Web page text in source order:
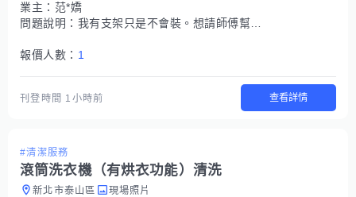
業主： 范*嬌
問題說明： 我有支架只是不會裝。想請師傅幫忙裝
報價人數： 1
刊登時間 1小時前 查看詳情
#清潔服務
滾筒洗衣機（有烘衣功能）清洗
新北市泰山區 現場照片